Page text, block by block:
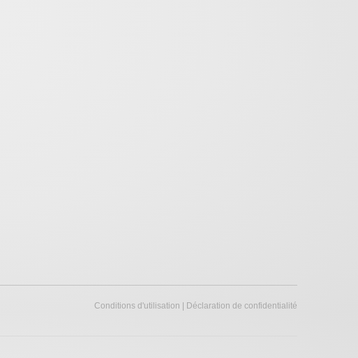
Conditions d'utilisation Déclaration de confidentialité